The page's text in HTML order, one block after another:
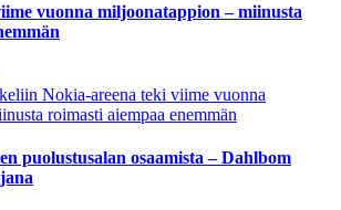
vuonna miljoonatappion – miinusta
Nokia-areena teki viime vuonna
roimasti aiempaa enemmän
puolustusalan osaamista – Dahlbom